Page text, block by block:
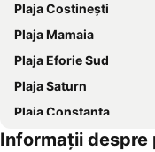
Plaja Costinești
Plaja Mamaia
Plaja Eforie Sud
Plaja Saturn
Plaja Constanța
Plaja Venus
Informații despre